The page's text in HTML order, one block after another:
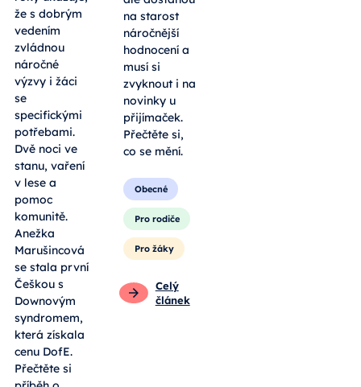
že s dobrým
vedením
zvládnou
náročné
výzvy i žáci
se
specifickými
potřebami.
Dvě noci ve
stanu, vaření
v lese a
pomoc
komunitě.
Anežka
Marušincová
se stala první
Češkou s
Downovým
syndromem,
která získala
cenu DofE.
Přečtěte si
na starost
náročnější
hodnocení a
musí si
zvyknout i na
novinky u
přijímaček.
Přečtěte si,
co se mění.
Obecné
Pro rodiče
Pro žáky
Celý
článek